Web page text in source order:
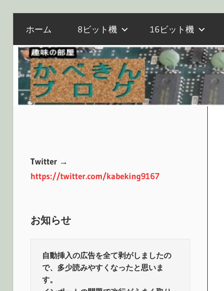
テ
ン
ツ
へ
ス
か
べ
き
ブ
ロ
工
作
と
マ
イ
ホーム 8ビット機 16ビット機
Twitter →
https://twitter.com/kabeking9167
お知らせ
自動挿入の広告を全て剥がしましたの
で、多少読みやすくなったと思いま
す。